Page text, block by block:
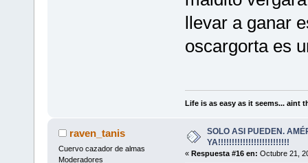
llevar a ganar
oscargorta es
Life is as easy as it seems... aint
raven_tanis
Cuervo cazador de almas
Moderadores
SOLO ASI PUEDEN.
YA!!!!!!!!!!!!!!!!!!!!!!!!!!
« Respuesta #16 en: Octubre 21,